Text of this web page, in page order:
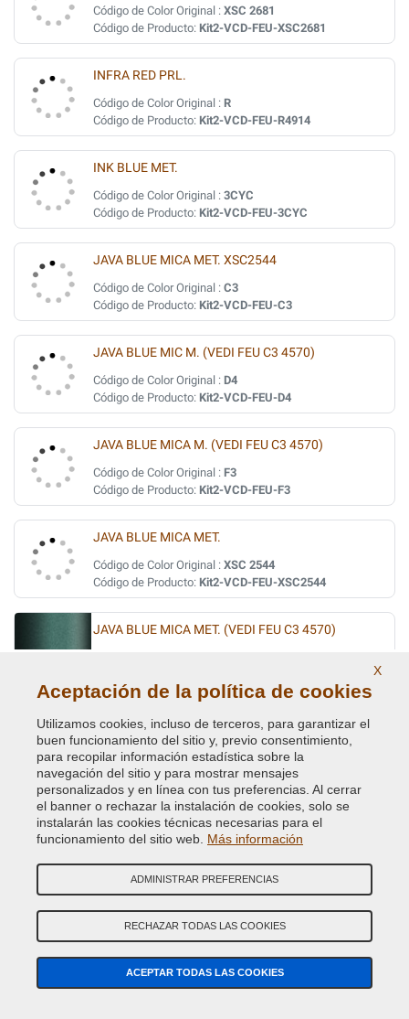
Código de Color Original : XSC 2681
Código de Producto: Kit2-VCD-FEU-XSC2681
INFRA RED PRL.
Código de Color Original : R
Código de Producto: Kit2-VCD-FEU-R4914
INK BLUE MET.
Código de Color Original : 3CYC
Código de Producto: Kit2-VCD-FEU-3CYC
JAVA BLUE MICA MET. XSC2544
Código de Color Original : C3
Código de Producto: Kit2-VCD-FEU-C3
JAVA BLUE MIC M. (VEDI FEU C3 4570)
Código de Color Original : D4
Código de Producto: Kit2-VCD-FEU-D4
JAVA BLUE MICA M. (VEDI FEU C3 4570)
Código de Color Original : F3
Código de Producto: Kit2-VCD-FEU-F3
JAVA BLUE MICA MET.
Código de Color Original : XSC 2544
Código de Producto: Kit2-VCD-FEU-XSC2544
JAVA BLUE MICA MET. (VEDI FEU C3 4570)
JEANS BLUE MET.
Código de Color Original :5DVEWWA
Código de Producto:
Kit2-VCD-FA-5DVEWWA
JEWEL GREEN MET(VEDI FEU 8A 4798)
Código de Color Original :19W
JUICE GREEN MET. XSC2790
X
Aceptación de la política de cookies
Utilizamos cookies, incluso de terceros, para garantizar el
buen funcionamiento del sitio y, previo consentimiento,
para recopilar información estadística sobre la
navegación del sitio y para mostrar mensajes
personalizados y en línea con tus preferencias. Al cerrar
el banner o rechazar la instalación de cookies, solo se
instalarán las cookies técnicas necesarias para el
funcionamiento del sitio web. Más información
ADMINISTRAR PREFERENCIAS
RECHAZAR TODAS LAS COOKIES
ACEPTAR TODAS LAS COOKIES